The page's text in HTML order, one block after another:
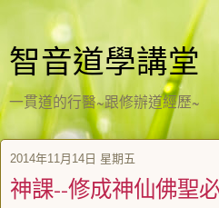
智音道學講堂
一貫道的行醫~跟修辦道經歷~
2014年11月14日 星期五
神課--修成神仙佛聖